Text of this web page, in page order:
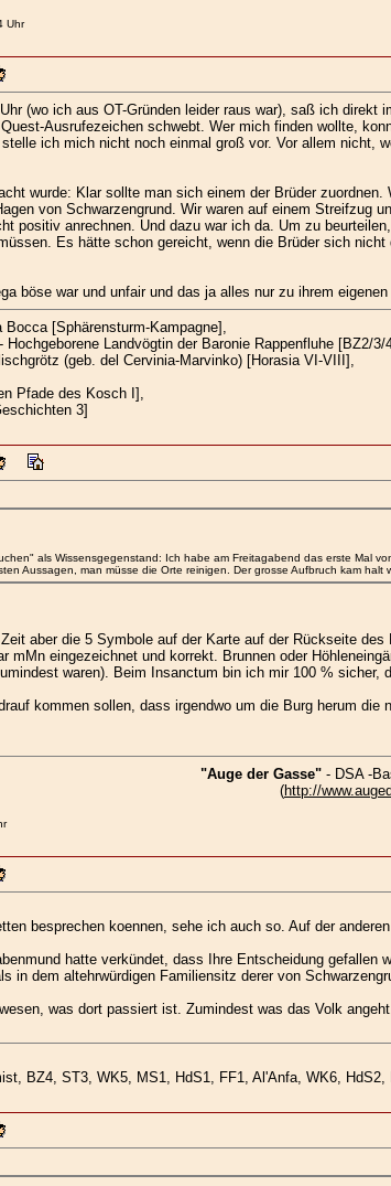
Uhr
(wo ich aus OT-Gründen leider raus war), saß ich
Ausrufezeichen schwebt. Wer mich finden wollte,
ich mich nicht noch einmal groß vor. Vor allem
wurde: Klar sollte man sich einem der Brüder
von Schwarzengrund. Wir waren auf einem Streifzug
positiv anrechnen. Und dazu war ich da. Um zu
Es hätte schon gereicht, wenn die Brüder sich
böse war und unfair und das ja alles nur zu ihrem
[Sphärensturm-Kampagne],
Landvögtin der Baronie Rappenfluhe [BZ2/3/
(geb. del Cervinia-Marvinko) [Horasia VI-VIII],
Pfade des Kosch I],
3]
als Wissensgegenstand: Ich habe am Freitagabend das erste Mal
Aussagen, man müsse die Orte reinigen. Der grosse Aufbruch kam
aber die 5 Symbole auf der Karte auf der Rückseite
mMn eingezeichnet und korrekt. Brunnen oder
waren). Beim Insanctum bin ich mir 100 % sicher,
kommen sollen, dass irgendwo um die Burg herum
"Auge der Gasse"- DSA -
(http://
besprechen koennen, sehe ich auch so. Auf der
hatte verkündet, dass Ihre Entscheidung
in dem altehrwürdigen Familiensitz derer von
was dort passiert ist. Zumindest was das Volk
BZ4, ST3, WK5, MS1, HdS1, FF1, Al'Anfa, WK6, HdS2,